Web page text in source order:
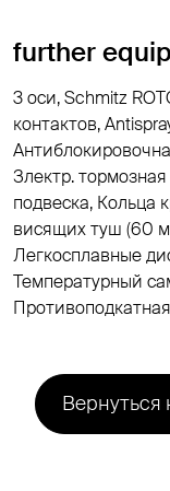
further
3 оси, Schmitz
контактов,
Злектр.
подвеска, Кольца
висящих туш (60
Легкосплавные
Температурный